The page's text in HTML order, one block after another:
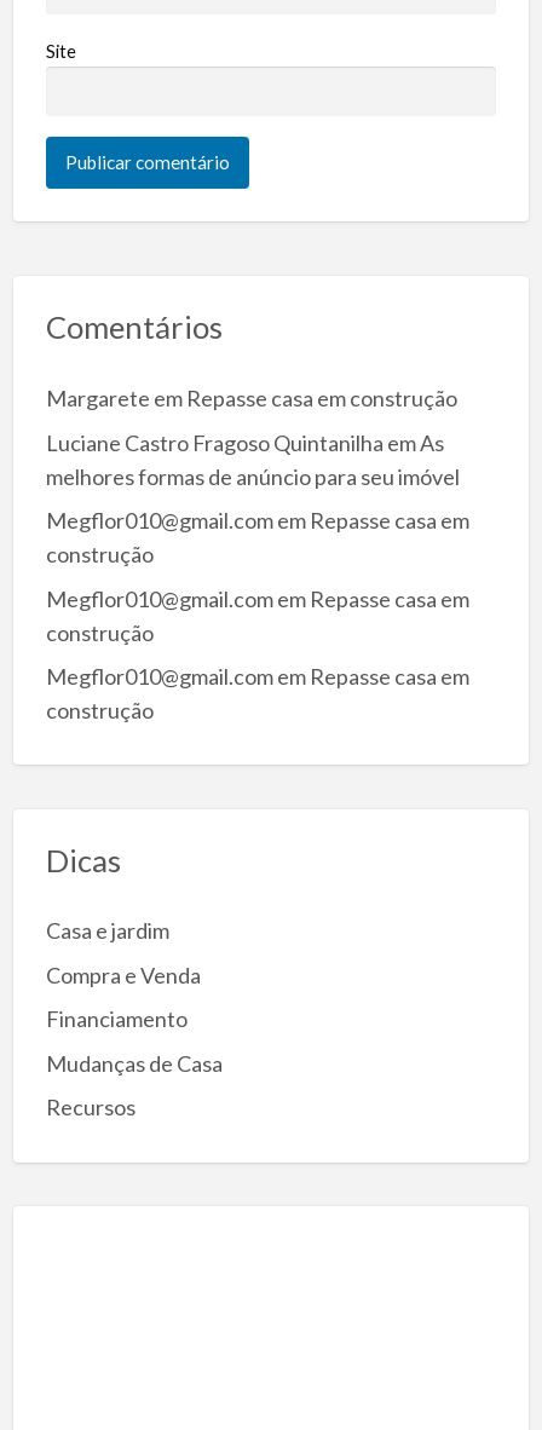
Site
Comentários
Margarete em Repasse casa em construção
Luciane Castro Fragoso Quintanilha emAs
melhores formas de anúncio para seu imóvel
Megflor010@gmail.comem Repasse casa em
construção
Megflor010@gmail.comem Repasse casa em
construção
Megflor010@gmail.comem Repasse casa em
construção
Dicas
Casa e jardim
Compra e Venda
Financiamento
Mudanças de Casa
Recursos